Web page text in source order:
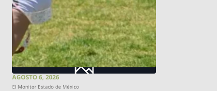
AGOSTO 6, 2026
El Monitor Estado de México